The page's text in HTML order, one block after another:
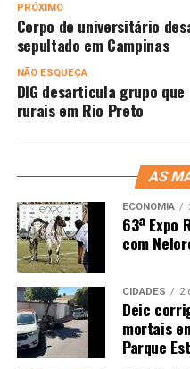
PRÓXIMO
Corpo de universitário
sepultado em Campinas
NÃO ESQUEÇA
DIG desarticula grupo
rurais em Rio Preto
AS
ECONOMIA
63ª Expo
com
CIDADES 2
Deic
mortais
Parque